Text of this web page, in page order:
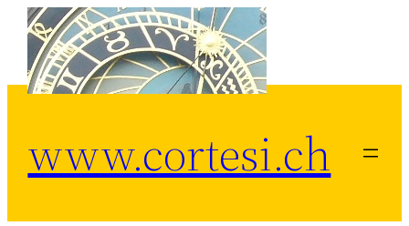
Zum
Inhalt
springen
www.cortesi.ch